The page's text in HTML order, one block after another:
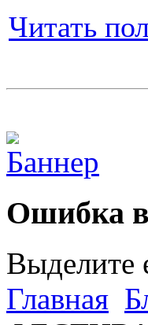
Читать
Ошибка в
Выделите
Главная